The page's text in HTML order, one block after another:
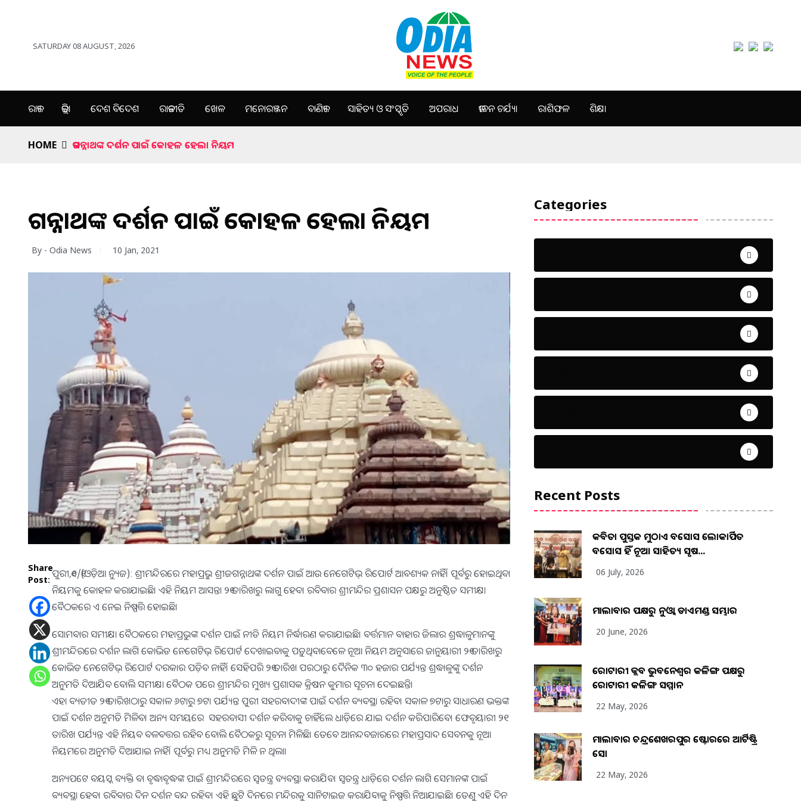
SATURDAY 08 AUGUST, 2026
ରାଜ୍ୟ ଜିଲ୍ଲା ଦେଶ ବିଦେଶ ରାଜନୀତି ଖେଳ ମନୋରଞ୍ଜନ ବାଣିଜ୍ୟ ସାହିତ୍ୟ ଓ ସଂସ୍କୃତି ଅପରାଧ ଜୀବନ ଚର୍ଯ୍ୟା ରାଶିଫଳ ଶିକ୍ଷା
HOME ଜଗନ୍ନାଥଙ୍କ ଦର୍ଶନ ପାଇଁ କୋହଳ ହେଲା ନିୟମ
ଜଗନ୍ନାଥଙ୍କ ଦର୍ଶନ ପାଇଁ କୋହଳ ହେଲା ନିୟମ
By - Odia News 10 Jan, 2021
Share
Post:
ପୁରୀ,୧୦/୧(ଓଡ଼ିଆ ନ୍ୟୁଜ): ଶ୍ରୀମନ୍ଦିରରେ ମହାପ୍ରଭୁ ଶ୍ରୀଜଗନ୍ନାଥଙ୍କ ଦର୍ଶନ ପାଇଁ ଆଉ ନେଗେଟିଭ୍ ରିପୋର୍ଟ ଆବଶ୍ୟକ ନାହିଁ। ପୂର୍ବରୁ ହୋଇଥିବା
ନିୟମକୁ କୋହଳ କରାଯାଇଛି। ଏହି ନିୟମ ଆସନ୍ତା ୨୧ ତାରିଖରୁ ଲାଗୁ ହେବ। ରବିବାର ଶ୍ରୀମନ୍ଦିର ପ୍ରଶାସନ ପକ୍ଷରୁ ଅନୁଷ୍ଠିତ ସମୀକ୍ଷା
ବୈଠକରେ ଏ ନେଇ ନିଷ୍ପତ୍ତି ହୋଇଛି।
ସୋମବାର ସମୀକ୍ଷା ବୈଠକରେ ମହାପ୍ରଭୁଙ୍କ ଦର୍ଶନ ପାଇଁ ନୀତି ନିୟମ ନିର୍ଦ୍ଧାରଣ କରାଯାଇଛି। ବର୍ତ୍ତମାନ ବାହାର ଜିଲାର ଶ୍ରଦ୍ଧାଳୁମାନଙ୍କୁ
ଶ୍ରୀମନ୍ଦିରରେ ଦର୍ଶନ ଲାଗି କୋଭିଡ ନେଗେଟିଭ୍‌ ରିପୋର୍ଟ ଦେଖାଇବାକୁ ପଡ଼ୁଥିବାବେଳେ ନୂଆ ନିୟମ ଅନୁସାରେ ଜାନୁୟାରୀ ୨୧ ତାରିଖରୁ
କୋଭିଡ ନେଗେଟିଭ୍‌ ରିପୋର୍ଟ ଦରକାର ପଡ଼ିବ ନାହିଁ। ସେହିପରି ୨୧ ତାରିଖ ପରଠାରୁ ଦୈନିକ ୩୦ ହଜାର ପର୍ଯ୍ୟନ୍ତ ଶ୍ରଦ୍ଧାଳୁଙ୍କୁ ଦର୍ଶନ
ଅନୁମତି ଦିଆଯିବ ବୋଲି ସମୀକ୍ଷା ବୈଠକ ପରେ ଶ୍ରୀମନ୍ଦିର ମୁଖ୍ୟ ପ୍ରଶାସକ କ୍ରିଷନ କୁମାର ସୂଚନା ଦେଇଛନ୍ତି।
ଏହା ବ୍ୟତୀତ ୨୧ ତାରିଖଠାରୁ ସକାଳ ୬ଟାରୁ ୭ଟା ପର୍ଯ୍ୟନ୍ତ ପୁରୀ ସହରବାଦୀଙ୍କ ପାଇଁ ଦର୍ଶନ ବ୍ୟବସ୍ଥା ରହିବ। ସକାଳ ୭ଟାରୁ ସାଧାରଣ ଭକ୍ତଙ୍କ
ପାଇଁ ଦର୍ଶନ ଅନୁମତି ମିଳିବ। ଅନ୍ୟ ସମୟରେ ସହରବାସୀ ଦର୍ଶନ କରିବାକୁ ଚାହିଁଲେ ଧାଡ଼ିରେ ଯାଇ ଦର୍ଶନ କରିପାରିବେ। ଫେବୃୟାରୀ ୨୧
ତାରିଖ ପର୍ଯ୍ୟନ୍ତ ଏହି ନିୟବ ବଳବତ୍ତର ରହିବ ବୋଲି ବୈଠକରୁ ସୂଚନା ମିଳିଛି। ତେବେ ଆନନ୍ଦବଜାରରେ ମହାପ୍ରସାଦ ସେବନକୁ ନୂଆ
ନିୟମରେ ଅନୁମତି ଦିଆଯାଇ ନାହିଁ। ପୂର୍ବରୁ ମଧ୍ୟ ଅନୁମତି ମିଳି ନ ଥିଲା।
ଅନ୍ୟପଟେ ବୟସ୍କ ବ୍ୟକ୍ତି ବା ବୃଦ୍ଧାବୃଦ୍ଧଙ୍କ ପାଇଁ ଶ୍ରୀମନ୍ଦିରରେ ସ୍ବତନ୍ତ୍ର ବ୍ୟବସ୍ଥା କରାଯିବ। ସ୍ବତନ୍ତ୍ର ଧାଡ଼ିରେ ଦର୍ଶନ ଲାଗି ସେମାନଙ୍କ ପାଇଁ
ବ୍ୟବସ୍ଥା ହେବ। ରବିବାର ଦିନ ଦର୍ଶନ ବନ୍ଦ ରହିବ। ଏହି ଛୁଟି ଦିନରେ ମନ୍ଦିରକୁ ସାନିଟାଇଜ କରାଯିବାକୁ ନିଷ୍ପତ୍ତି ନିଆଯାଇଛି। ତେଣୁ ଏହି ଦିନ
Categories
Recent Posts
କବିତା ପୁସ୍ତକ ମୁଠାଏ ଅବସୋସ ଲୋକାର୍ପିତ
ଅବସୋସ ହିଁ ନୂଆ ସାହିତ୍ୟ ସୃଷ...
06 July, 2026
ମାଲାବାର ପକ୍ଷରୁ ନୁଓ୍ବା ଡାଏମଣ୍ଡ ସମ୍ଭାର
20 June, 2026
ରୋଟାରୀ କ୍ଲବ ଭୁବନେଶ୍ୱର କଳିଙ୍ଗ ପକ୍ଷରୁ
ରୋଟାରୀ କଳିଙ୍ଗ ସମ୍ମାନ
22 May, 2026
ମାଲାବାର ଚନ୍ଦ୍ରଶେଖରପୁର ଷ୍ଟୋରରେ ଆର୍ଟିଷ୍ଟ୍ରି
ସୋ
22 May, 2026